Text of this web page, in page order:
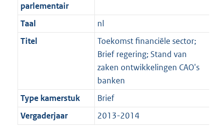
parlementair
Taal
nl
Titel
Toekomst financiële sector;
Brief regering; Stand van
zaken ontwikkelingen CAO's
banken
Type kamerstuk
Brief
Vergaderjaar
2013-2014